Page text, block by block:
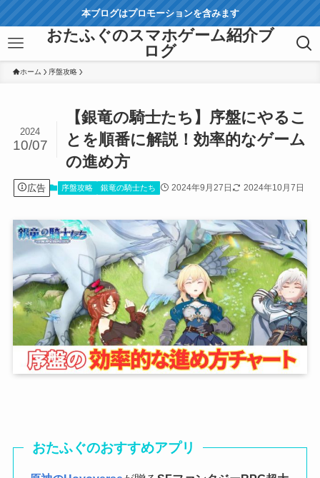
本ブログはプロモーションを含みます
おたふぐのスマホゲーム紹介ブ
ログ
ホーム 序盤攻略
【銀竜の騎士たち】序盤にやるこ
とを順番に解説！効率的なゲーム
の進め方
2024
10/07
広告 序盤攻略 銀竜の騎士たち 2024年9月27日 2024年10月7日
おたふぐのおすすめアプリ